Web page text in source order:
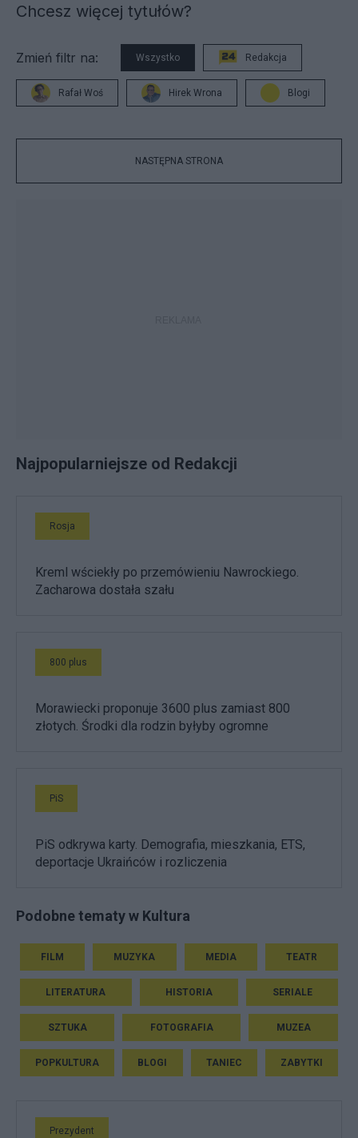
Chcesz więcej tytułów?
Zmień filtr na: Wszystko Redakcja
Rafał Woś Hirek Wrona Blogi
NASTĘPNA STRONA
Najpopularniejsze od Redakcji
Rosja
Kreml wściekły po przemówieniu Nawrockiego.
Zacharowa dostała szału
800 plus
Morawiecki proponuje 3600 plus zamiast 800
złotych. Środki dla rodzin byłyby ogromne
PiS
PiS odkrywa karty. Demografia, mieszkania, ETS,
deportacje Ukraińców i rozliczenia
Podobne tematy w Kultura
FILM MUZYKA MEDIA TEATR
LITERATURA HISTORIA SERIALE
SZTUKA FOTOGRAFIA MUZEA
POPKULTURA BLOGI TANIEC ZABYTKI
Prezydent